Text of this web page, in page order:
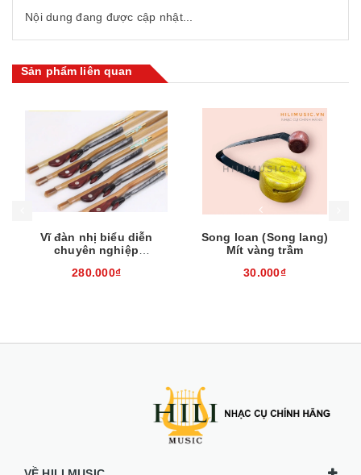
Nội dung đang được cập nhật...
Sản phẩm liên quan
Vĩ đàn nhị biểu diễn
chuyên nghiệp
280.000₫
Song loan (Song lang)
Mít vàng trầm
30.000₫
Mua hàng